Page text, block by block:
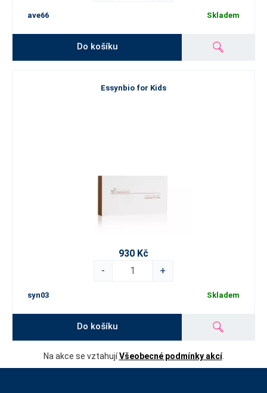
ave66 Skladem
Do košíku
Essynbio for Kids
930 Kč
-
+
syn03 Skladem
Do košíku
Na akce se vztahujíVšeobecné podmínky akcí.